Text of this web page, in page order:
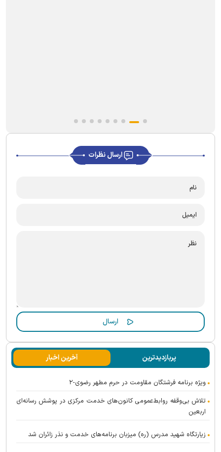
ارسال نظرات
پربازدیدترین آخرین اخبار
ویژه برنامه فرشتگان مقاومت در حرم مطهر رضوی-۲
تلاش بی‌وقفه روابط‌عمومی کانون‌های خدمت مرکزی در پوشش رسانه‌ای
اربعین
زیارتگاه شهید مدرس (ره) میزبان برنامه‌های خدمت و نذر زائران شد